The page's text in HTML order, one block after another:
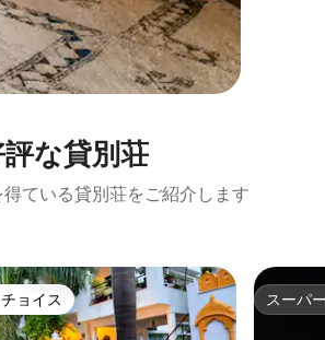
な貸別荘
ている貸別荘をご紹介します
ストチョイスです。
ョイス スーパ
スーパ